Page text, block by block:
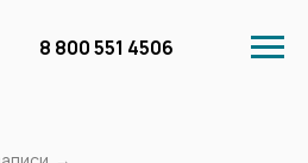
8 800 551 4506